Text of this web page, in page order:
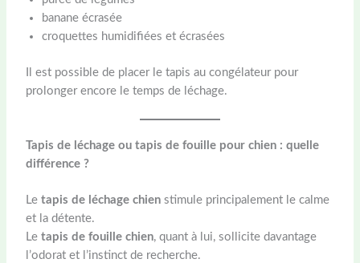
banane écrasée
croquettes humidifiées et écrasées
Il est possible de placer le tapis au congélateur pour
prolonger encore le temps de léchage.
Tapis de léchage ou tapis de fouille pour chien : quelle
différence ?
Le tapis de léchage chienstimule principalement le calme
et la détente.
Le tapis de fouille chien, quant à lui, sollicite davantage
l’odorat et l’instinct de recherche.